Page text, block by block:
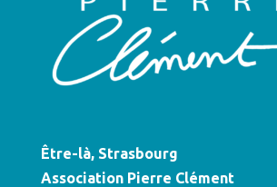
Être-là, Strasbourg
Association Pierre Clément